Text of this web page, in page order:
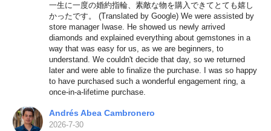
一生に一度の婚約指輪、素敵な物を購入できてとても嬉し
かったです。 (Translated by Google) We were assisted by
store manager Iwase. He showed us newly arrived
diamonds and explained everything about gemstones in a
way that was easy for us, as we are beginners, to
understand. We couldn't decide that day, so we returned
later and were able to finalize the purchase. I was so happy
to have purchased such a wonderful engagement ring, a
once-in-a-lifetime purchase.
Andrés Abea Cambronero
2026-7-30